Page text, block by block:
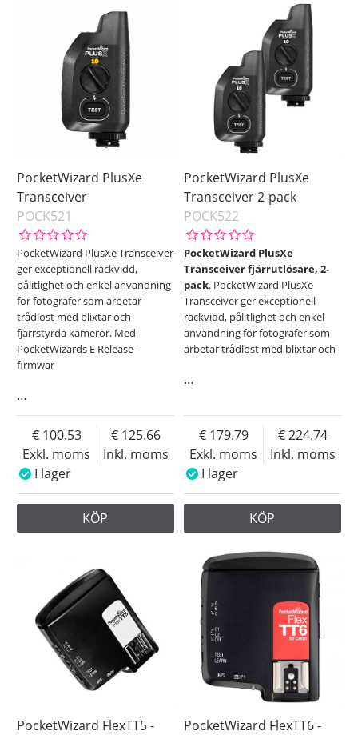
Ej i lager
PocketWizard PlusXe
Transceiver
POCK521
PocketWizard PlusXe Transceiver
ger exceptionell räckvidd,
pålitlighet och enkel användning
för fotografer som arbetar
trådlöst med blixtar och
fjärrstyrda kameror. Med
PocketWizards E Release-
firmwar
…
Exkl. moms
100.53
Inkl. moms
125.66
I lager
KÖP
PocketWizard PlusXe
Transceiver 2-pack
POCK522
PocketWizard PlusXe
Transceiver fjärrutlösare, 2-
pack. PocketWizard PlusXe
Transceiver ger exceptionell
räckvidd, pålitlighet och enkel
användning för fotografer som
arbetar trådlöst med blixtar och
…
Exkl. moms
179.79
Inkl. moms
224.74
I lager
KÖP
PocketWizard FlexTT5 - PocketWizard FlexTT6 -